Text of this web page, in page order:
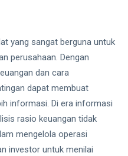
yang sangat berguna untuk
perusahaan. Dengan
dan cara
dapat membuat
informasi. Di era informasi
rasio keuangan tidak
mengelola operasi
investor untuk menilai